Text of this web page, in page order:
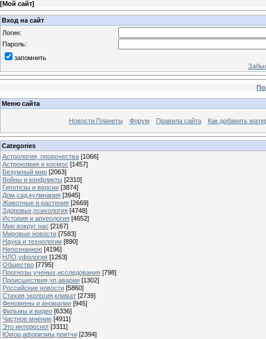
[Мой сайт]
Вход на сайт
Логин:
Пароль:
запомнить
Меню сайта
Новости Планеты Форум Правила сайта Как добавить
Categories
Астрология, пророчества [1066]
Астрономия и космос [1457]
Безумный мир [2063]
Войны и конфликты [2310]
Гипотезы и версии [3874]
Дом,сад,кулинария [3945]
Животные и растения [2669]
Здоровье,психология [4748]
История и археология [4652]
Мир вокруг нас [2167]
Мировые новости [7583]
Наука и технологии [890]
Непознанное [4196]
НЛО,уфология [1263]
Общество [7795]
Прогнозы ученых,исследования [798]
Происшествия,чп,аварии [1302]
Российские новости [5860]
Стихия,экология,климат [2739]
Феномены и аномалии [945]
Фильмы и видео [6336]
Частное мнение [4911]
Это интересно! [3311]
Юмор,афоризмы,притчи [2394]